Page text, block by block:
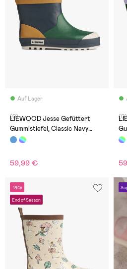
Auf Lager
(0)
LIEWOOD Jesse Gefüttert
Gummistiefel, Classic Navy
Multi Mix
59,99 €
(0)
-26%
End of Season